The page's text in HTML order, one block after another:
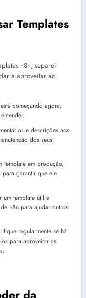
Templates
n8n, separei
a aproveitar ao
começando agora,
e descrições aos
dos seus
template em produção,
para garantir que ele
um template útil e
n8n para ajudar outros
regularmente se há
os para aproveitar as